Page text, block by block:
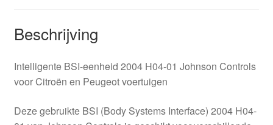
Beschrijving
Intelligente BSI-eenheid 2004 H04-01 Johnson Controls
voor Citroën en Peugeot voertuigen
Deze gebruikte BSI (Body Systems Interface) 2004 H04-